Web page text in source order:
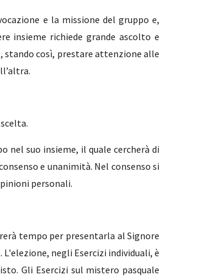
e la missione del gruppo e,
insieme richiede grande ascolto e
stando così, prestare attenzione alle
nel suo insieme, il quale cercherà di
e unanimità. Nel consenso si
personali.
tempo per presentarla al Signore
negli Esercizi individuali, è
Gli Esercizi sul mistero pasquale